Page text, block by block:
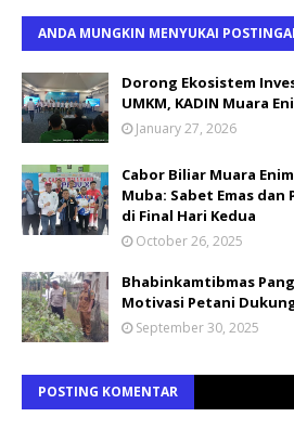
ANDA MUNGKIN MENYUKAI
Dorong Ekosistem
UMKM, KADIN Muara
January 27, 2026
Cabor Biliar Muara
Muba: Sabet Emas dan
di Final Hari Kedua
October 26, 2025
Bhabinkamtibmas
Motivasi Petani
September 30, 2025
POSTING KOMENTAR